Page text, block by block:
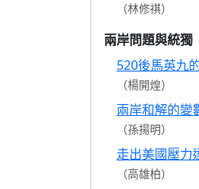
（林修祺）
兩岸問題與統獨
520後馬英九
（楊開煌）
兩岸和解的變
（孫揚明）
走出美國壓力
（高雄柏）